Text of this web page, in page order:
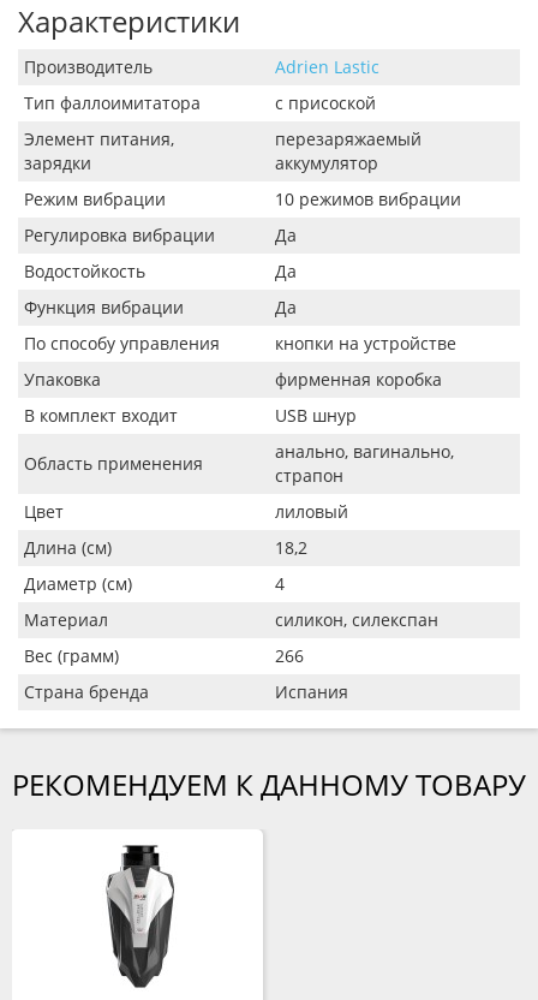
Характеристики
Производитель
Adrien Lastic
Тип фаллоимитатора
с присоской
Элемент питания,
зарядки
перезаряжаемый
аккумулятор
Режим вибрации
10 режимов вибрации
Регулировка вибрации
Да
Водостойкость
Да
Функция вибрации
Да
По способу управления
кнопки на устройстве
Упаковка
фирменная коробка
В комплект входит
USB шнур
Область применения
анально, вагинально,
страпон
Цвет
лиловый
Длина (см)
18,2
Диаметр (см)
4
Материал
силикон, силекспан
Вес (грамм)
266
Страна бренда
Испания
РЕКОМЕНДУЕМ К ДАННОМУ ТОВАРУ